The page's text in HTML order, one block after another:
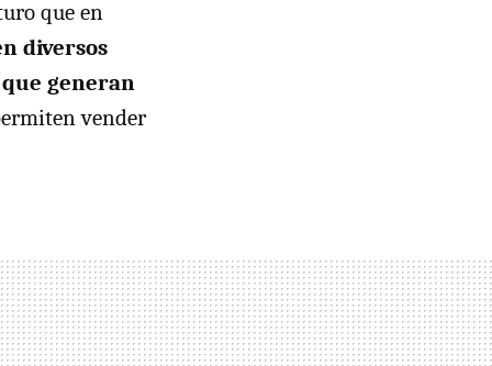
que en
diversos
generan
vender